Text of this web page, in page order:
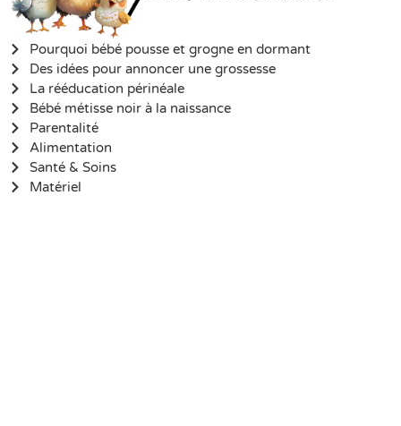
Pourquoi bébé pousse et grogne en dormant
Des idées pour annoncer une grossesse
La rééducation périnéale
Bébé métisse noir à la naissance
Parentalité
Alimentation
Santé & Soins
Matériel